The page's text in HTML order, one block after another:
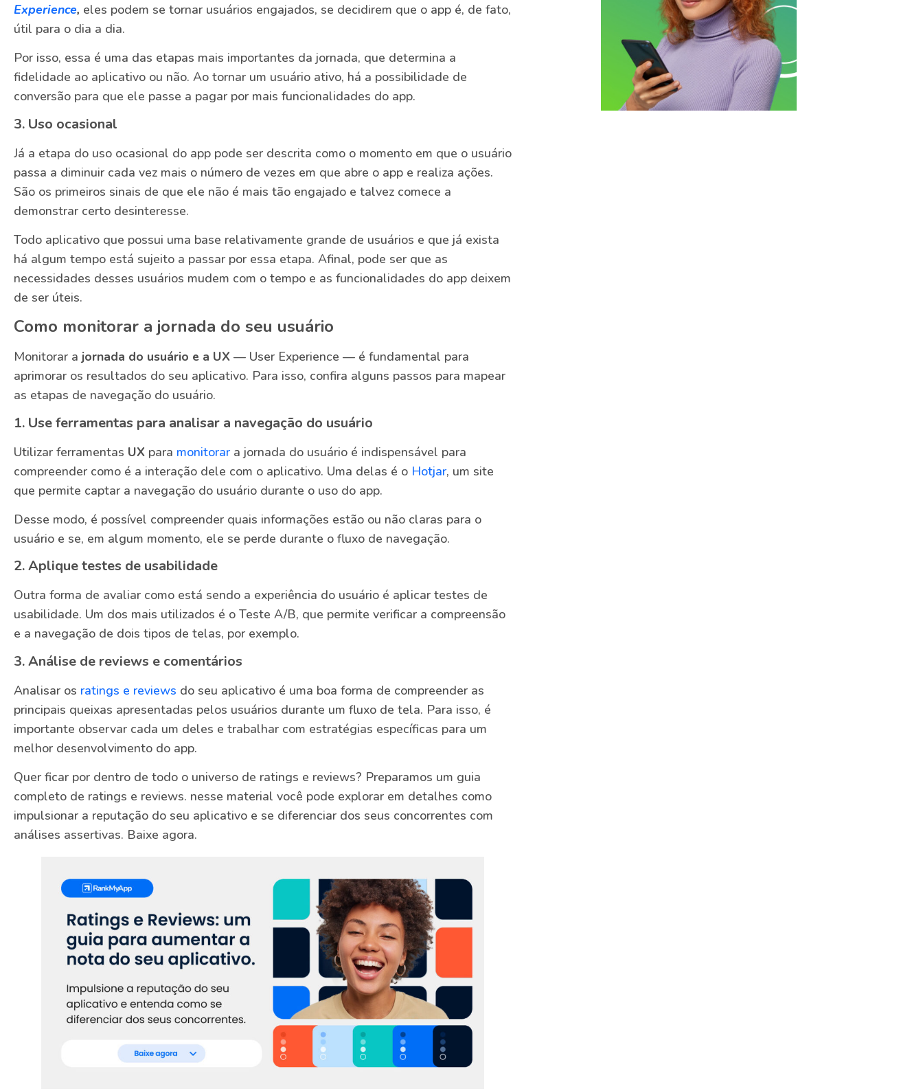
Experience, eles podem se tornar usuários engajados, se decidirem que o app é, de fato,
útil para o dia a dia.
Por isso, essa é uma das etapas mais importantes da jornada, que determina a
fidelidade ao aplicativo ou não. Ao tornar um usuário ativo, há a possibilidade de
conversão para que ele passe a pagar por mais funcionalidades do app.
3. Uso ocasional
Já a etapa do uso ocasional do app pode ser descrita como o momento em que o usuário
passa a diminuir cada vez mais o número de vezes em que abre o app e realiza ações.
São os primeiros sinais de que ele não é mais tão engajado e talvez comece a
demonstrar certo desinteresse.
Todo aplicativo que possui uma base relativamente grande de usuários e que já exista
há algum tempo está sujeito a passar por essa etapa. Afinal, pode ser que as
necessidades desses usuários mudem com o tempo e as funcionalidades do app deixem
de ser úteis.
Como monitorar a jornada do seu usuário
Monitorar a jornada do usuário e a UX — User Experience — é fundamental para
aprimorar os resultados do seu aplicativo. Para isso, confira alguns passos para mapear
as etapas de navegação do usuário.
1. Use ferramentas para analisar a navegação do usuário
Utilizar ferramentas UX para monitorar a jornada do usuário é indispensável para
compreender como é a interação dele com o aplicativo. Uma delas é o Hotjar, um site
que permite captar a navegação do usuário durante o uso do app.
Desse modo, é possível compreender quais informações estão ou não claras para o
usuário e se, em algum momento, ele se perde durante o fluxo de navegação.
2. Aplique testes de usabilidade
Outra forma de avaliar como está sendo a experiência do usuário é aplicar testes de
usabilidade. Um dos mais utilizados é o Teste A/B, que permite verificar a compreensão
e a navegação de dois tipos de telas, por exemplo.
3. Análise de reviews e comentários
Analisar os ratings e reviews do seu aplicativo é uma boa forma de compreender as
principais queixas apresentadas pelos usuários durante um fluxo de tela. Para isso, é
importante observar cada um deles e trabalhar com estratégias específicas para um
melhor desenvolvimento do app.
Quer ficar por dentro de todo o universo de ratings e reviews? Preparamos um guia
completo de ratings e reviews. nesse material você pode explorar em detalhes como
impulsionar a reputação do seu aplicativo e se diferenciar dos seus concorrentes com
análises assertivas. Baixe agora.